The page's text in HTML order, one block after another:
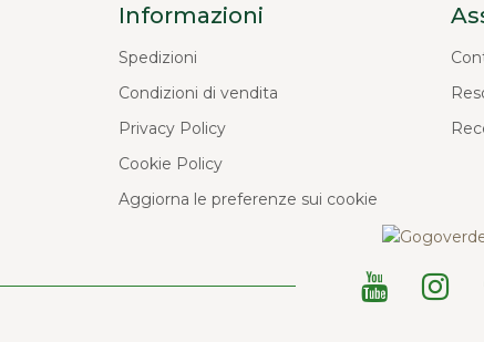
Informazioni
Spedizioni
Condizioni di vendita
Privacy Policy
Cookie Policy
Aggiorna le preferenze sui cookie